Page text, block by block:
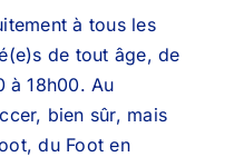
à tous les
de tout âge, de
à 18h00. Au
bien sûr, mais
du Foot en